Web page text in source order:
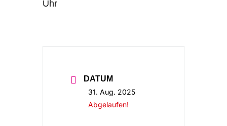
Uhr
DATUM
31. Aug. 2025
Abgelaufen!